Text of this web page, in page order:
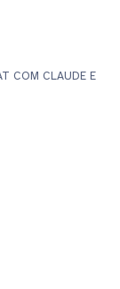
COM CLAUDE E